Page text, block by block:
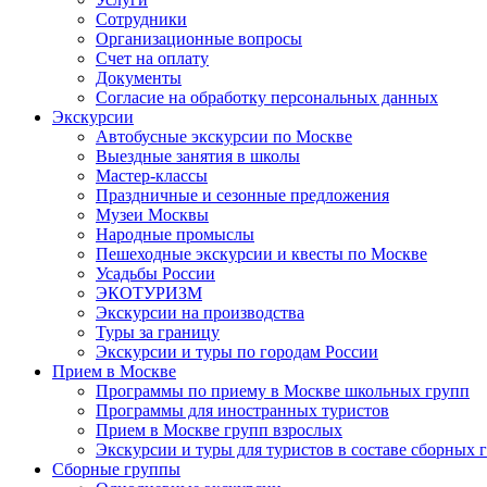
Сотрудники
Организационные вопросы
Счет на оплату
Документы
Согласие на обработку персональных данных
Экскурсии
Автобусные экскурсии по Москве
Выездные занятия в школы
Мастер-классы
Праздничные и сезонные предложения
Музеи Москвы
Народные промыслы
Пешеходные экскурсии и квесты по Москве
Усадьбы России
ЭКОТУРИЗМ
Экскурсии на производства
Туры за границу
Экскурсии и туры по городам России
Прием в Москве
Программы по приему в Москве школьных групп
Программы для иностранных туристов
Прием в Москве групп взрослых
Экскурсии и туры для туристов в составе сборных
Сборные группы